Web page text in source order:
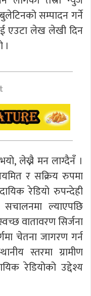
सम्पादन गर्ने
एउटा लेख लेखी दिन
लेख्नै मन लाग्दैनँ ।
र सक्रिय रुपमा
रेडियो रुपन्देही
ल्याएपछि
वातावरण सिर्जना
चेतना जागरण गर्न
स्तरमा ग्रामीण
रेडियोको उद्देश्य